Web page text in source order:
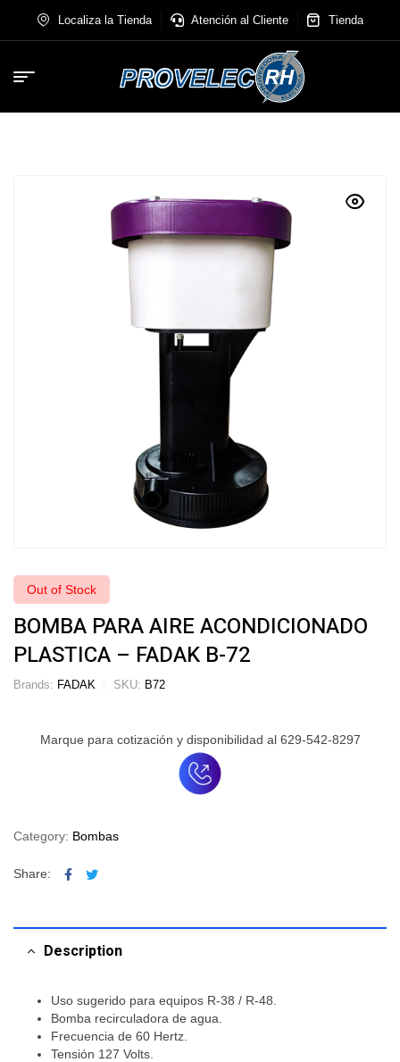
Localiza la Tienda Atención al Cliente Tienda
Out of Stock
BOMBA PARA AIRE ACONDICIONADO
PLASTICA – FADAK B-72
Brands: FADAK SKU: B72
Marque para cotización y disponibilidad al 629-542-8297
Category: Bombas
Share: Facebook
Twitter
Description
Uso sugerido para equipos R-38 / R-48.
Bomba recirculadora de agua.
Frecuencia de 60 Hertz.
Tensión 127 Volts.